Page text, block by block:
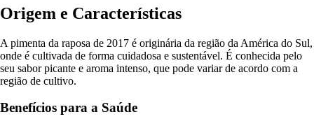
Origem e Características
A pimenta da raposa de 2017 é originária da região da América do Sul,
onde é cultivada de forma cuidadosa e sustentável. É conhecida pelo
seu sabor picante e aroma intenso, que pode variar de acordo com a
região de cultivo.
Benefícios para a Saúde